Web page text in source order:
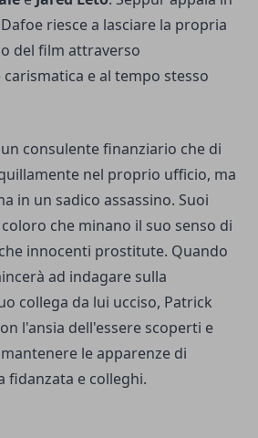
riesce a lasciare la propria
del film attraverso
e al tempo stesso
consulente finanziario che di
nel proprio ufficio, ma
in un sadico assassino. Suoi
che minano il suo senso di
innocenti prostitute. Quando
ad indagare sulla
collega da lui ucciso, Patrick
l'ansia dell'essere scoperti e
le apparenze di
fidanzata e colleghi.